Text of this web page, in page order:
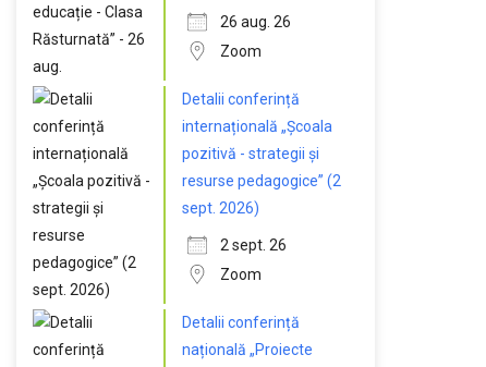
26 aug. 26
Zoom
Detalii conferință
internațională „Școala
pozitivă - strategii și
resurse pedagogice” (2
sept. 2026)
2 sept. 26
Zoom
Detalii conferință
națională „Proiecte